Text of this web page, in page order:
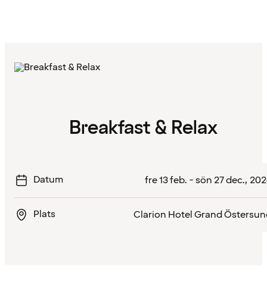
Breakfast & Relax
Datum fre 13 feb. - sön 27 dec.,
Plats Clarion Hotel Grand